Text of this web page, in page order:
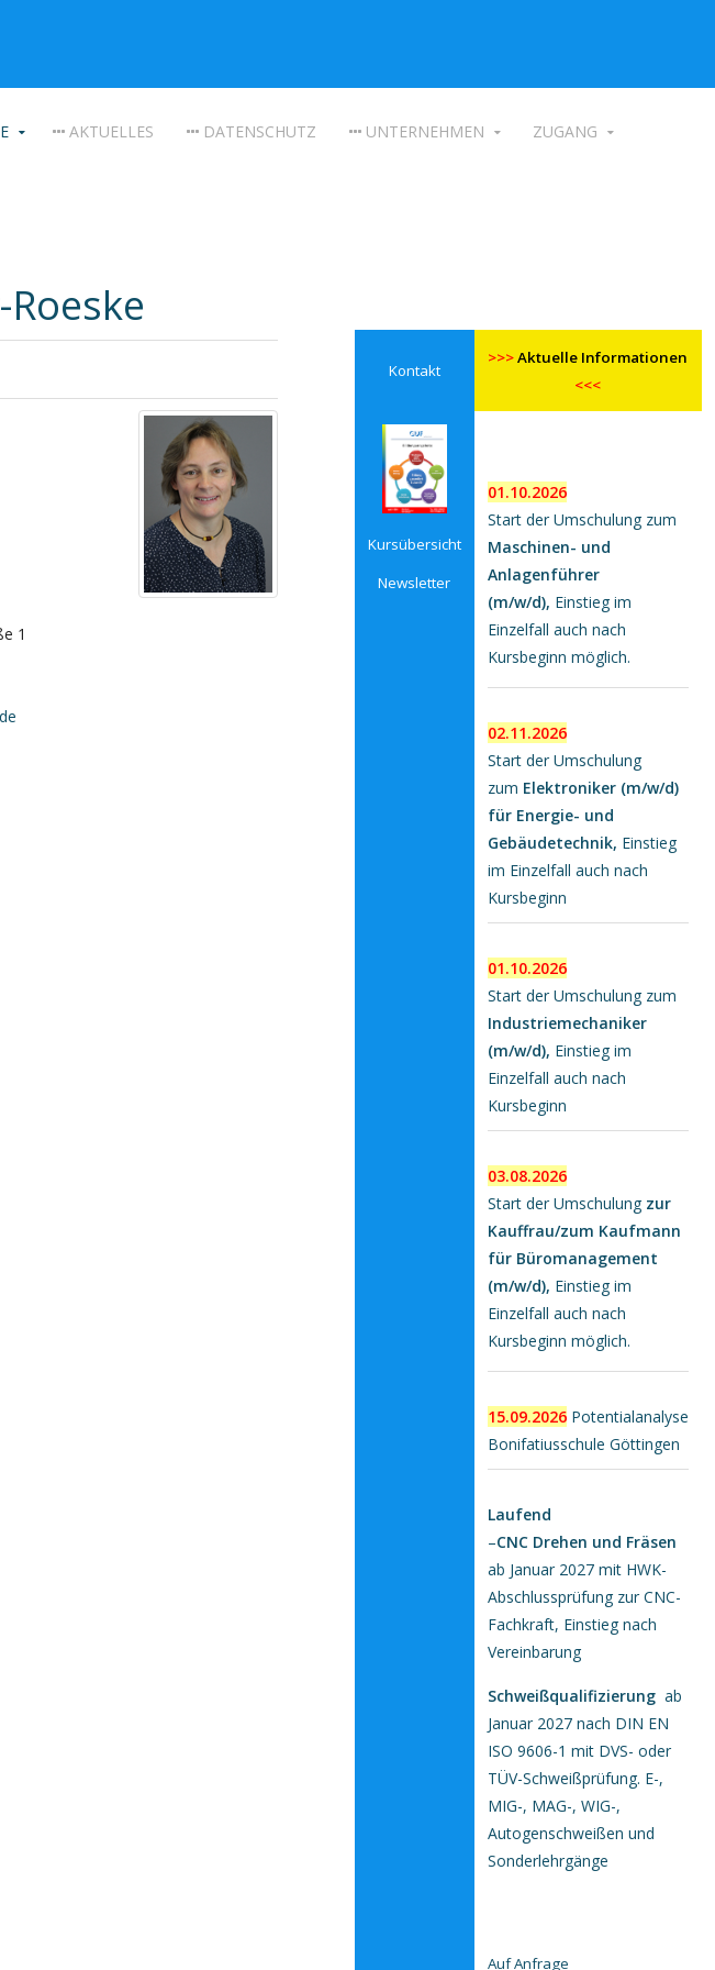
AKTUELLES DATENSCHUTZ UNTERNEHMEN ZUGANG
1
Kontakt
>>>Aktuelle Informationen
<<<
Kursübersicht
Newsletter
01.10.2026
Start der Umschulung zum
Maschinen- und
Anlagenführer
(m/w/d), Einstieg im
Einzelfall auch nach
Kursbeginn möglich.
02.11.2026
Start der Umschulung
zum Elektroniker (m/w/d)
für Energie- und
Gebäudetechnik, Einstieg
im Einzelfall auch nach
Kursbeginn
01.10.2026
Start der Umschulung zum
Industriemechaniker
(m/w/d), Einstieg im
Einzelfall auch nach
Kursbeginn
03.08.2026
Start der Umschulung zur
Kauffrau/zum Kaufmann
für Büromanagement
(m/w/d), Einstieg im
Einzelfall auch nach
Kursbeginn möglich.
15.09.2026Potentialanalyse
Bonifatiusschule Göttingen
Laufend
–CNC Drehen und Fräsen
ab Januar 2027 mit HWK-
Abschlussprüfung zur CNC-
Fachkraft, Einstieg nach
Vereinbarung
Schweißqualifizierung ab
Januar 2027 nach DIN EN
ISO 9606-1 mit DVS- oder
TÜV-Schweißprüfung. E-,
MIG-, MAG-, WIG-,
Autogenschweißen und
Sonderlehrgänge
Auf Anfrage